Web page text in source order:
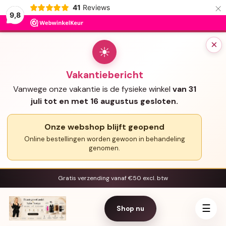
9,8
41 Reviews ×
×
☀
Vakantiebericht
Vanwege onze vakantie is de fysieke winkel van 31
juli tot en met 16 augustus gesloten.
Onze webshop blijft geopend
Online bestellingen worden gewoon in behandeling
genomen.
Gratis verzending vanaf €50 excl. btw
Shop nu ☰